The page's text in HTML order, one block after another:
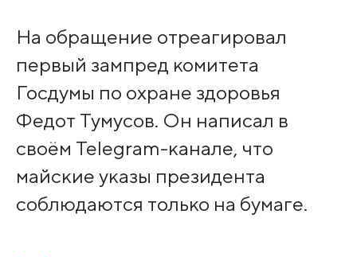
На обращение отреагировал
первый зампред комитета
Госдумы по охране здоровья
Федот Тумусов. Он написал в
своём Telegram-канале, что
майские указы президента
соблюдаются только на бумаге.